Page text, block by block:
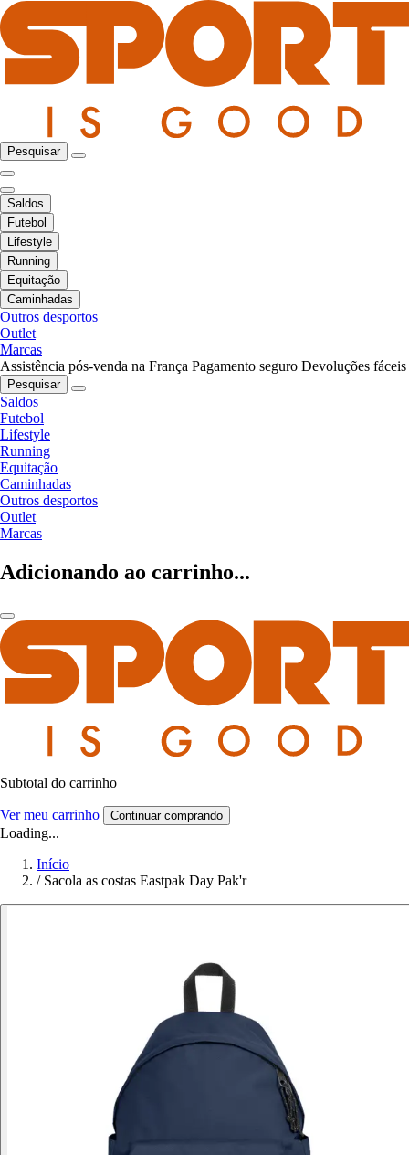
Pesquisar
Saldos
Futebol
Lifestyle
Running
Equitação
Caminhadas
Outros desportos
Outlet
Marcas
Assistência pós-venda na França Pagamento seguro Devoluções fáceis
Pesquisar
Saldos
Futebol
Lifestyle
Running
Equitação
Caminhadas
Outros desportos
Outlet
Marcas
Adicionando ao carrinho...
Subtotal do carrinho
Ver meu carrinho Continuar comprando
Loading...
Início
/ Sacola as costas Eastpak Day Pak'r